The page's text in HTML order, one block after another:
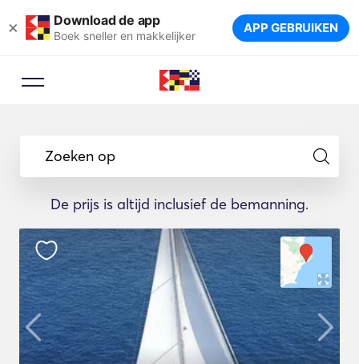
× Download de app
Boek sneller en makkelijker APP GEBRUIKEN
Zoeken op
De prijs is altijd inclusief de bemanning.